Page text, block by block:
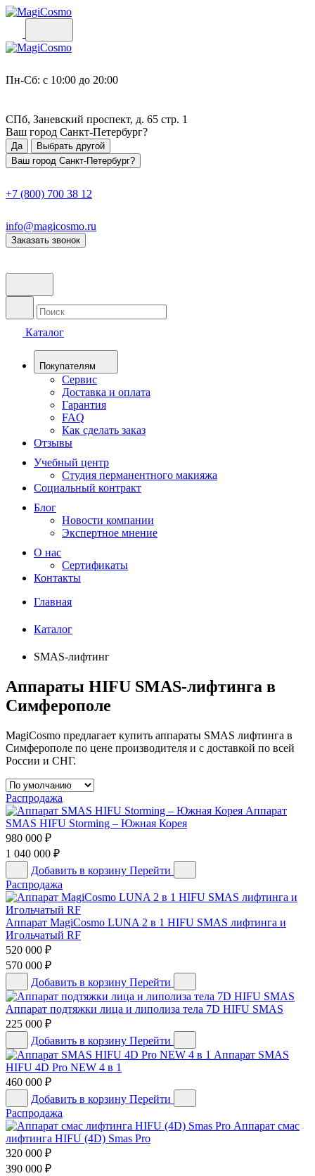
Пн-Сб: с 10:00 до 20:00
СПб, Заневский проспект, д. 65 стр. 1
Ваш город Санкт-Петербург?
Да
Выбрать другой
Ваш город Санкт-Петербург?
+7 (800) 700 38 12
info@magicosmo.ru
Заказать звонок
Каталог
Покупателям
Сервис
Доставка и оплата
Гарантия
FAQ
Как сделать заказ
Отзывы
Учебный центр
Студия перманентного макияжа
Социальный контракт
Блог
Новости компании
Экспертное мнение
О нас
Сертификаты
Контакты
Главная
Каталог
SMAS-лифтинг
Аппараты HIFU SMAS-лифтинга в
Симферополе
MagiCosmo предлагает купить аппараты SMAS лифтинга в
Симферополе по цене производителя и с доставкой по всей
России и СНГ.
Распродажа
Аппарат
SMAS HIFU Storming – Южная Корея
980 000 ₽
1 040 000 ₽
Добавить в корзину Перейти
Распродажа
Аппарат MagiCosmo LUNA 2 в 1 HIFU SMAS лифтинга и
Игольчатый RF
520 000 ₽
570 000 ₽
Добавить в корзину Перейти
Аппарат подтяжки лица и липолиза тела 7D HIFU SMAS
225 000 ₽
Добавить в корзину Перейти
Аппарат SMAS
HIFU 4D Pro NEW 4 в 1
460 000 ₽
Добавить в корзину Перейти
Распродажа
Аппарат смас
лифтинга HIFU (4D) Smas Pro
320 000 ₽
390 000 ₽